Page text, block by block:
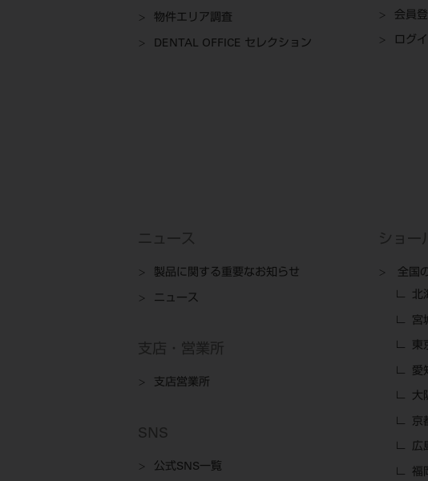
物件エリア調査
DENTAL OFFICE セレクション
会員
ログ
ニュース
製品に関する重要なお知らせ
ニュース
支店・営業所
支店営業所
SNS
公式SNS一覧
ショー
全国
北
宮
東
愛
大
京
広
福